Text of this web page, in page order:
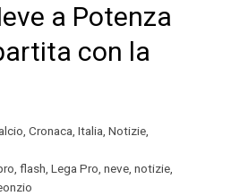
a Potenza
con la
, Cronaca, Italia, Notizie,
, flash, Lega Pro, neve, notizie,